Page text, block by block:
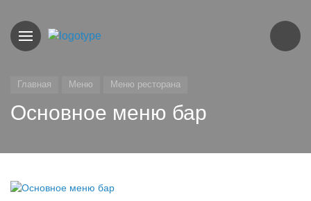
Главная Меню Меню ресторана
Основное меню бар